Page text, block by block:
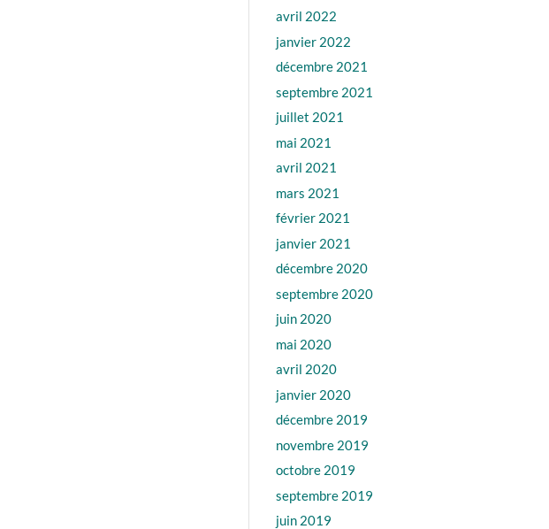
avril 2022
janvier 2022
décembre 2021
septembre 2021
juillet 2021
mai 2021
avril 2021
mars 2021
février 2021
janvier 2021
décembre 2020
septembre 2020
juin 2020
mai 2020
avril 2020
janvier 2020
décembre 2019
novembre 2019
octobre 2019
septembre 2019
juin 2019